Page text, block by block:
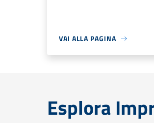
VAI ALLA PAGINA
Esplora